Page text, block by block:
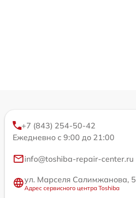
+7 (843) 254-50-42
Ежедневно с 9:00 до 21:00
info@toshiba-repair-center.ru
ул. Марселя Салимжанова, 5
Адрес сервисного центра Toshiba